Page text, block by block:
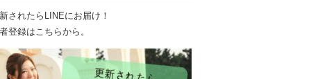
されたらLINEにお届け！
登録はこちらから。